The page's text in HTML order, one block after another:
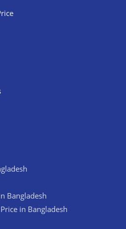
Bangladesh
in Bangladesh